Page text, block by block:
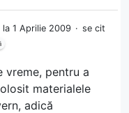
la 1 Aprilie 2009
se cit
vreme, pentru a
materialele
adică